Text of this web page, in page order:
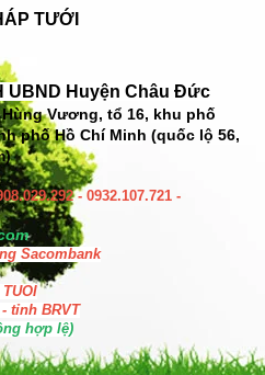
TƯỚI
UBND Huyện Châu Đức
Vương, tổ 16, khu phố
phố Hồ Chí Minh (quốc lộ 56,
- 0932.107.721 -
Sacombank
tỉnh BRVT
hợp lệ)